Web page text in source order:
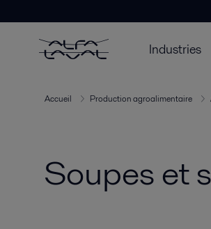
Industries
Accueil Production agroalimentaire
Soupes et